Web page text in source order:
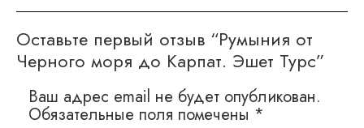
Оставьте первый отзыв “Румыния от
Черного моря до Карпат. Эшет Турс”
Ваш адрес email не будет опубликован.
Обязательные поля помечены *